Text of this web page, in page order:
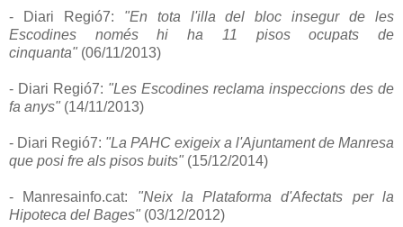
- Diari Regió7: "En tota l'illa del bloc insegur de les
Escodines només hi ha 11 pisos ocupats de
cinquanta" (06/11/2013)
- Diari Regió7: "Les Escodines reclama inspeccions des de
fa anys" (14/11/2013)
- Diari Regió7: "La PAHC exigeix a l'Ajuntament de Manresa
que posi fre als pisos buits" (15/12/2014)
- Manresainfo.cat: "Neix la Plataforma d'Afectats per la
Hipoteca del Bages" (03/12/2012)